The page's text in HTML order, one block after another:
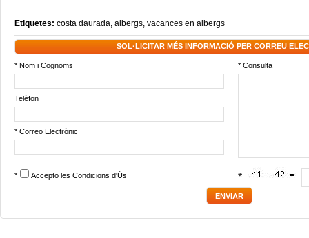
Etiquetes: costa daurada, albergs, vacances en albergs
SOL·LICITAR MÉS INFORMACIÓ PER CORREU
* Nom i Cognoms * Consulta
Telèfon
* Correo Electrònic
* Accepto les Condicions d'Ús *